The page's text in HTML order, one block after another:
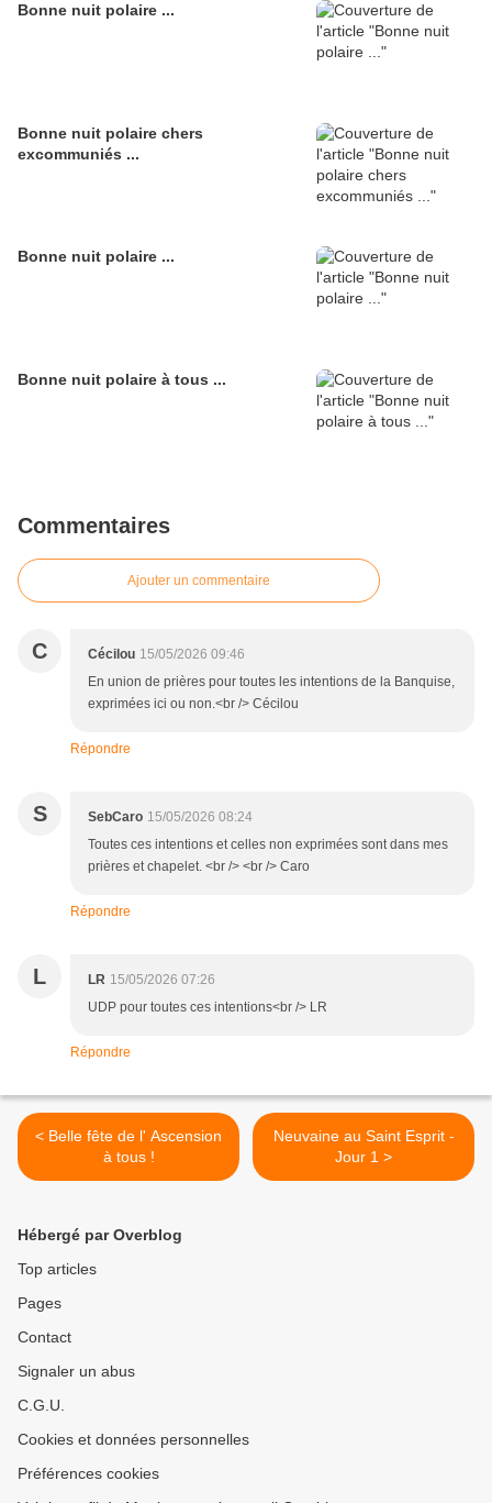
Bonne nuit polaire ...
Bonne nuit polaire chers
excommuniés ...
Bonne nuit polaire ...
Bonne nuit polaire à tous ...
Commentaires
Ajouter un commentaire
C Cécilou 15/05/2026 09:46
En union de prières pour toutes les intentions de la Banquise,
exprimées ici ou non.<br /> Cécilou
Répondre
S SebCaro 15/05/2026 08:24
Toutes ces intentions et celles non exprimées sont dans mes
prières et chapelet. <br /> <br /> Caro
Répondre
L LR 15/05/2026 07:26
UDP pour toutes ces intentions<br /> LR
Répondre
< Belle fête de l' Ascension
à tous !
Neuvaine au Saint Esprit -
Jour 1 >
Hébergé par Overblog
Top articles
Pages
Contact
Signaler un abus
C.G.U.
Cookies et données personnelles
Préférences cookies